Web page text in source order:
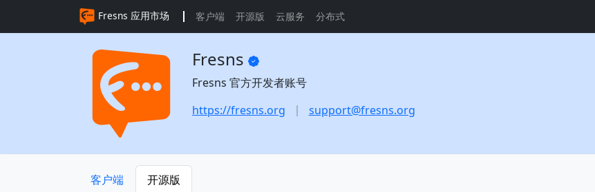
Fresns 应用市场 客户端 开源版 云服务 分布式
Fresns
Fresns 官方开发者账号
https://fresns.org
support@fresns.org
客户端 开源版